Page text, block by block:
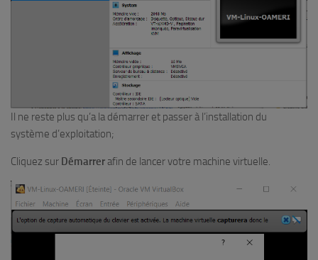
Il ne reste plus qu’a la démarrer et passer à l’installation du
système d’exploitation;
Cliquez sur Démarrerafin de lancer votre machine virtuelle.